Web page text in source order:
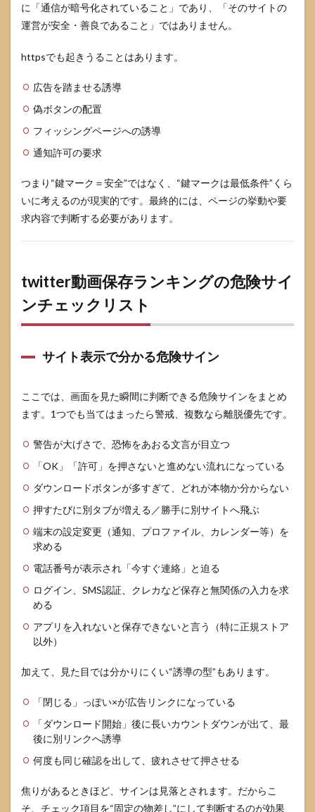
をSNS
で共
有し
違法
か
6.4
な保
イト
局ど
れで
すか
まと
に「通信が暗号化されていること」であり、「そのサイトの
運営が安全・善良であること」ではありません。
httpsでも起きうることはあります。
広告を踏ませる誘導
偽ボタンの配置
フィッシングページへの誘導
通知許可の要求
つまり“鍵マーク＝安全”ではなく、“鍵マークは最低条件”くら
いに考えるのが現実的です。最終的には、ページの挙動や要
求内容で判断する必要があります。
twitter動画保存ランキングの危険サイ
ンチェックリスト
サイト表示で分かる危険サイン
ここでは、画面を見た瞬間に判断できる危険サインをまとめ
ます。1つでも当てはまったら警戒、複数なら離脱優先です。
警告が大げさで、恐怖をあおる文言が目立つ
「OK」「許可」を押さないと進めない流れになっている
ダウンロードボタンが多すぎて、どれが本物か分からない
押すたびに別タブが増える／勝手に別サイトへ飛ぶ
端末の設定変更（通知、プロファイル、カレンダー等）を
求める
電話番号が表示され「今すぐ連絡」と迫る
ログイン、SMS認証、クレカなど保存と無関係の入力を求
める
アプリを入れないと保存できないと言う（特に正規ストア
以外）
加えて、見た目では分かりにくい“誘導の型”もあります。
「閉じる」っぽい×が広告リンクになっている
「ダウンロード開始」後に長いカウントダウンが出て、最
後に別リンクへ誘導
何度も同じ確認を出して、疲れさせて押させる
焦りがあるときほど、サインは見落とされます。だからこ
そ、チェック項目を“固定の物差し”にして判断するのが効果